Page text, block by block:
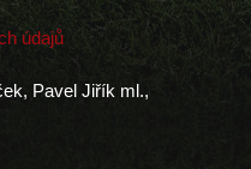
údajů
Pavel Jiřík ml.,